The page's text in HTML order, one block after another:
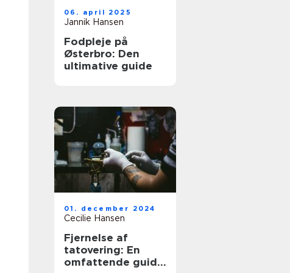
06. april 2025
Jannik Hansen
Fodpleje på
Østerbro: Den
ultimative guide
01. december 2024
Cecilie Hansen
Fjernelse af
tatovering: En
omfattende guide